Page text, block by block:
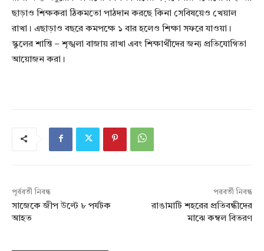
ছাড়াও শিক্ষকরা ঠিকমতো পাঠদান করছে কিনা সেবিষয়েও খেয়াল
রাখা। এছাড়াও বছরে কমপক্ষে ১ বার হলেও শিক্ষা সফরে যাওয়া।
স্কুলের শান্তি – শৃঙ্খলা বাজায় রাখা এবং শিক্ষার্থীদের জন্য প্রতিযোগিতা
আয়োজন করা।
পূর্ববর্তী নিবন্ধ
সাজেকে জীপ উল্টে ৮ পর্যটক
আহত
পরবর্তী নিবন্ধ
রাঙামাটি শহরের প্রতিবন্ধীদের
মাঝে কম্বল বিতরণ